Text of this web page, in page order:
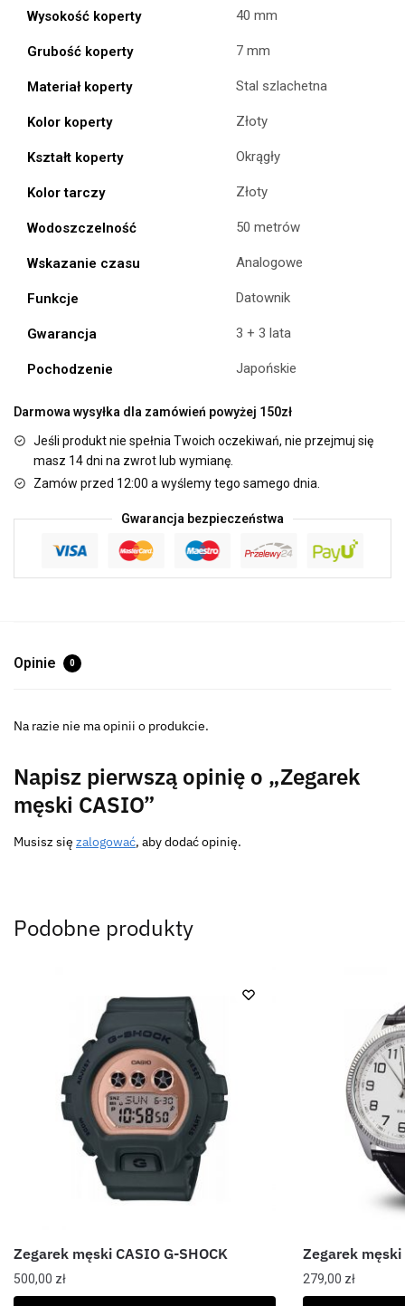
Wysokość koperty 40 mm
Grubość koperty 7 mm
Materiał koperty Stal szlachetna
Kolor koperty Złoty
Kształt koperty Okrągły
Kolor tarczy Złoty
Wodoszczelność 50 metrów
Wskazanie czasu Analogowe
Funkcje Datownik
Gwarancja 3 + 3 lata
Pochodzenie Japońskie
Darmowa wysyłka dla zamówień powyżej 150zł
Jeśli produkt nie spełnia Twoich oczekiwań, nie przejmuj się
masz 14 dni na zwrot lub wymianę.
Zamów przed 12:00 a wyślemy tego samego dnia.
Gwarancja bezpieczeństwa
Opinie 0
Na razie nie ma opinii o produkcie.
Napisz pierwszą opinię o „Zegarek
męski CASIO”
Musisz się zalogować, aby dodać opinię.
Podobne produkty
Zegarek męski CASIO G-SHOCK
500,00 zł
Zegarek męski
279,00 zł